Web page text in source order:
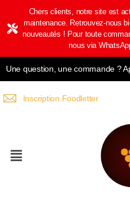
Chers clients, notre site est
maintenance. Retrouvez-nous
nouveautés ! Pour toute
nous via
Une question, une commande ?
Inscription Foodletter